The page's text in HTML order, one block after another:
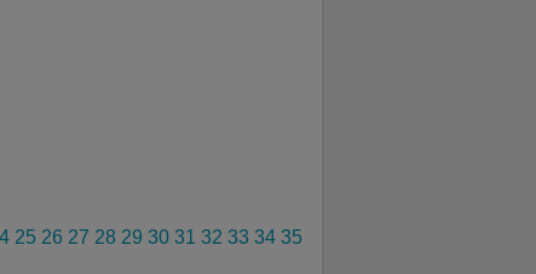
25 26 27 28 29 30 31 32 33 34 35